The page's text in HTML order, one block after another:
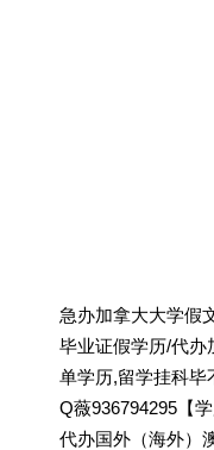
急办加拿大大学假
毕业证假学历/代办
单学历,留学挂科毕
Q薇936794295【
代办国外（海外）